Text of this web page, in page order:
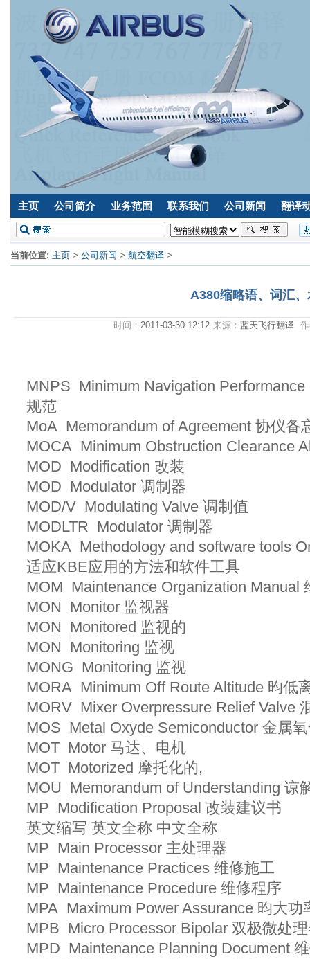
主页 公司简介 业务范围 联系我们 公司新闻 翻译
当前位置: 主页 > 公司新闻 > 航空翻译 >
A380缩略语、词汇、
时间： 2011-03-30 12:12 来源： 蓝天飞行翻译
MNPS Minimum Navigation
规范
MoA Memorandum of Agreement 协仪备
MOCA Minimum Obstruction Clearance
MOD Modification 改装
MOD Modulator 调制器
MOD/V Modulating Valve 调制值
MODLTR Modulator 调制器
MOKA Methodology and software tools
适应KBE应用的方法和软件工具
MOM Maintenance Organization Manual
MON Monitor 监视器
MON Monitored 监视的
MON Monitoring 监视
MONG Monitoring 监视
MORA Minimum Off Route Altitude 昀低
MORV Mixer Overpressure Relief Valve
MOS Metal Oxyde Semiconductor 金属
MOT Motor 马达、电机
MOT Motorized 摩托化的,
MOU Memorandum of Understanding 谅
MP Modification Proposal 改装建议书
英文缩写 英文全称 中文全称
MP Main Processor 主处理器
MP Maintenance Practices 维修施工
MP Maintenance Procedure 维修程序
MPA Maximum Power Assurance 昀大
MPB Micro Processor Bipolar 双极微处
MPD Maintenance Planning Document